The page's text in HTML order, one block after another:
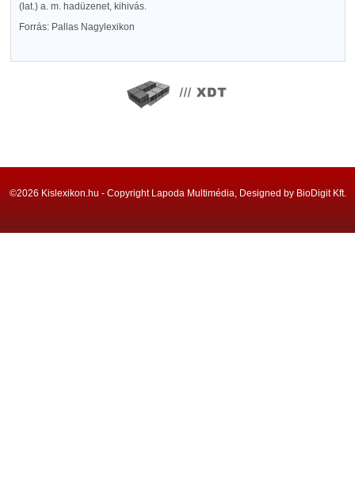
(lat.) a. m. hadüzenet, kihivás.
Forrás: Pallas Nagylexikon
©2026 Kislexikon.hu - Copyright Lapoda Multimédia, Designed by BioDigit Kft.